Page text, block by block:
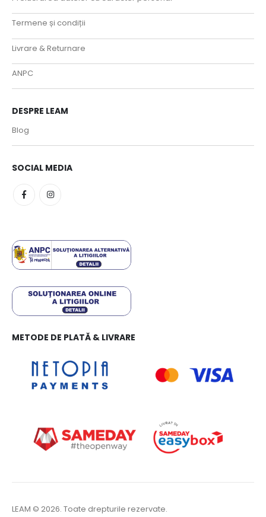
Termene și condiții
Livrare & Returnare
ANPC
DESPRE LEAM
Blog
SOCIAL MEDIA
METODE DE PLATĂ & LIVRARE
LEAM © 2026. Toate drepturile rezervate.